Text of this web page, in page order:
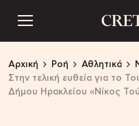
Αρχική Ροή Αθλητικά
Στην τελική ευθεία για το
Δήμου Ηρακλείου «Νίκος